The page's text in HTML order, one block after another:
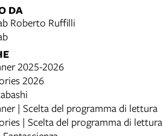
DA
Roberto Ruffilli
2025-2026
2026
| Scelta del programma di lettura
| Scelta del programma di lettura